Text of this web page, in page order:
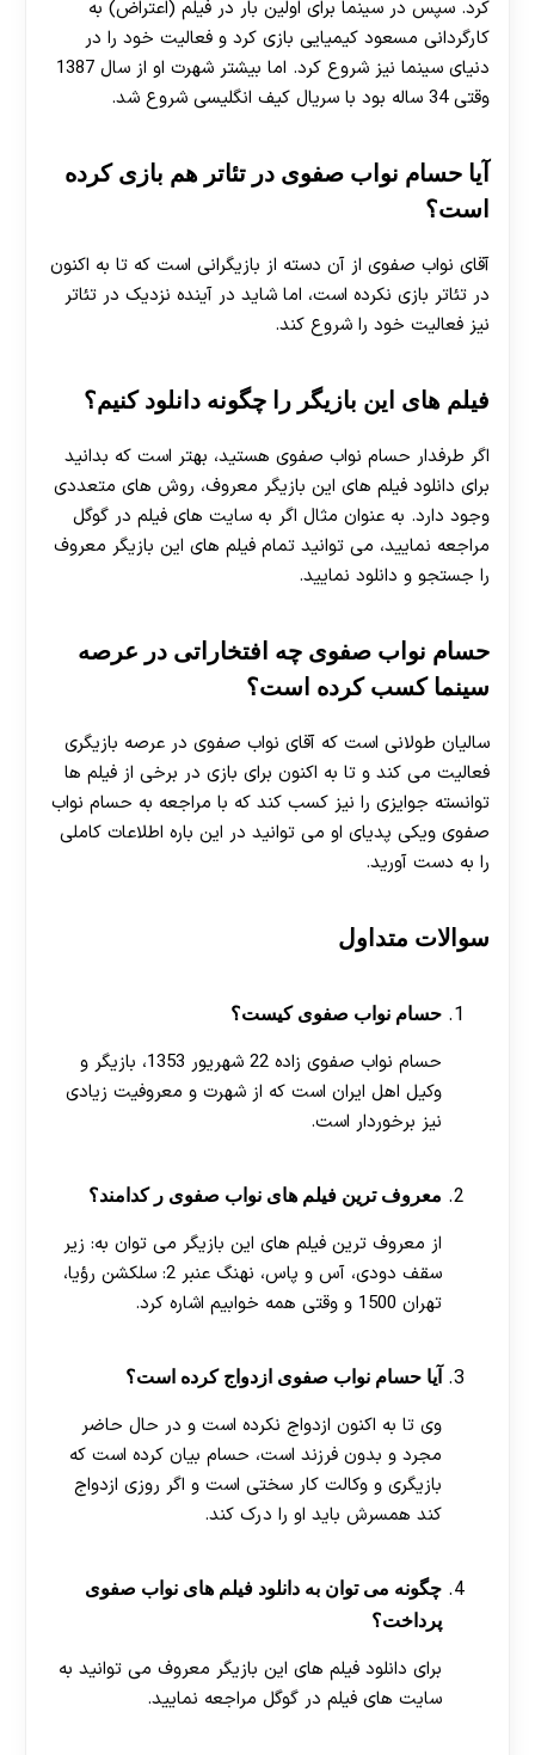
کرد. سپس در سینما برای اولین بار در فیلم (اعتراض) به
کارگردانی مسعود کیمیایی بازی کرد و فعالیت خود را در
دنیای سینما نیز شروع کرد. اما بیشتر شهرت او از سال 1387
وقتی 34 ساله بود با سریال کیف انگلیسی شروع شد.
آیا حسام نواب صفوی در تئاتر هم بازی کرده
است؟
آقای نواب صفوی از آن دسته از بازیگرانی است که تا به اکنون
در تئاتر بازی نکرده است، اما شاید در آینده نزدیک در تئاتر
نیز فعالیت خود را شروع کند.
فیلم های این بازیگر را چگونه دانلود کنیم؟
اگر طرفدار حسام نواب صفوی هستید، بهتر است که بدانید
برای دانلود فیلم های این بازیگر معروف، روش‌ های متعددی
وجود دارد. به عنوان مثال اگر به سایت های فیلم در گوگل
مراجعه نمایید، می توانید تمام فیلم های این بازیگر معروف
را جستجو و دانلود نمایید.
حسام نواب صفوی چه افتخاراتی در عرصه
سینما کسب کرده است؟
سالیان طولانی است که آقای نواب صفوی در عرصه بازیگری
فعالیت می‌ کند و تا به اکنون برای بازی در برخی از فیلم ها
توانسته جوایزی را نیز کسب کند که با مراجعه به حسام نواب
صفوی ویکی پدیای او می توانید در این باره اطلاعات کاملی
را به دست آورید.
سوالات متداول
حسام نواب صفوی کیست؟
حسام نواب صفوی زاده 22 شهریور 1353، بازیگر و
وکیل اهل ایران است که از شهرت و معروفیت زیادی
نیز برخوردار است.
معروف ترین فیلم های نواب صفوی ر کدامند؟
از معروف ترین فیلم های این بازیگر می توان به: زیر
سقف دودی، آس و پاس، نهنگ عنبر 2: سلکشن رؤیا،
تهران 1500 و وقتی همه خوابیم اشاره کرد.
آیا حسام نواب صفوی ازدواج کرده است؟
وی تا به اکنون ازدواج نکرده است و در حال حاضر
مجرد و بدون فرزند است، حسام بیان کرده است که
بازیگری و وکالت کار سختی است و اگر روزی ازدواج
کند همسرش باید او را درک کند.
چگونه می توان به دانلود فیلم های نواب صفوی
پرداخت؟
برای دانلود فیلم های این بازیگر معروف می توانید به
سایت های فیلم در گوگل مراجعه نمایید.